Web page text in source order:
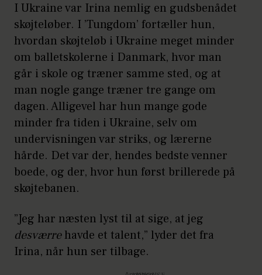
I Ukraine var Irina nemlig en gudsbenådet
skøjteløber. I ’Tungdom’ fortæller hun,
hvordan skøjteløb i Ukraine meget minder
om balletskolerne i Danmark, hvor man
går i skole og træner samme sted, og at
man nogle gange træner tre gange om
dagen. Alligevel har hun mange gode
minder fra tiden i Ukraine, selv om
undervisningen var striks, og lærerne
hårde. Det var der, hendes bedste venner
boede, og der, hvor hun først brillerede på
skøjtebanen.
”Jeg har næsten lyst til at sige, at jeg
desværrehavde et talent,” lyder det fra
Irina, når hun ser tilbage.